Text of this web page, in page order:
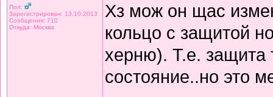
Пол:
Зарегистрирован: 13.10.2013
Сообщения: 710
Откуда: Москва
Хз мож он щас
кольцо с защитой
херню). Т.е. защита
состояние..но это